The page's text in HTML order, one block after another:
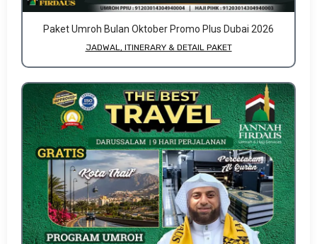
Paket Umroh Bulan Oktober Promo Plus Dubai 2026
JADWAL, ITINERARY & DETAIL PAKET